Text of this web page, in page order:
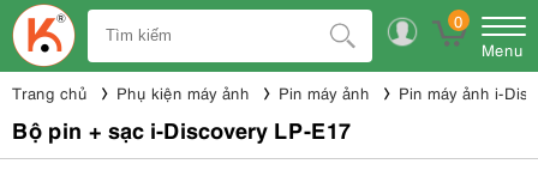
0
Menu
Trang chủ Phụ kiện máy ảnh Pin máy ảnh Pin máy ảnh i-
Bộ pin + sạc i-Discovery LP-E17